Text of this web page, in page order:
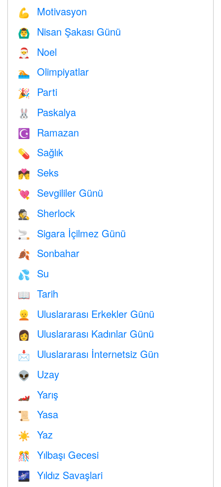
💪 Motivasyon
🙆‍♂️ Nisan Şakası Günü
🎅 Noel
🏊 Olimpiyatlar
🎉 Parti
🐰 Paskalya
☪️ Ramazan
💊 Sağlık
💏 Seks
💘 Sevgililer Günü
🕵️ Sherlock
🚬 Sigara İçilmez Günü
🍂 Sonbahar
💦 Su
📖 Tarih
👱 Uluslararası Erkekler Günü
👩 Uluslararası Kadınlar Günü
📩 Uluslararası İnternetsiz Gün
👽 Uzay
🏎 Yarış
📜 Yasa
☀️ Yaz
🎊 Yılbaşı Gecesi
🌌 Yıldız Savaşlari